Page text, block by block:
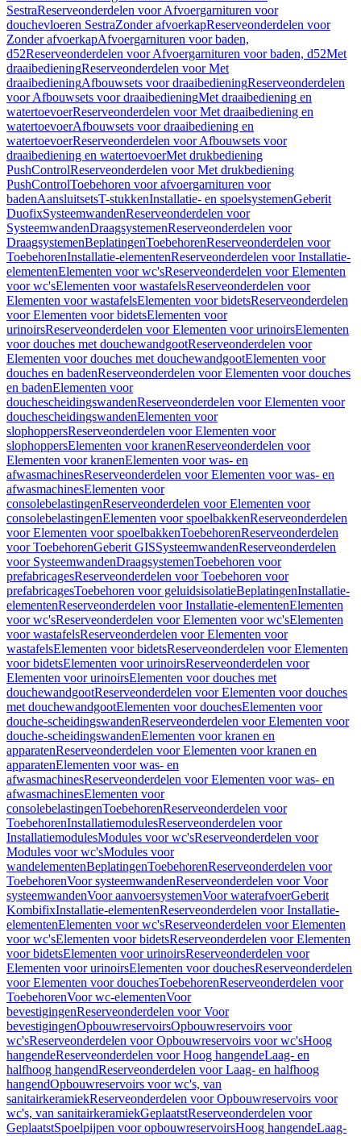
SestraReserveonderdelen voor Afvoergarnituren voor
douchevloeren SestraZonder afvoerkapReserveonderdelen voor
Zonder afvoerkapAfvoergarnituren voor baden,
d52Reserveonderdelen voor Afvoergarnituren voor baden, d52Met
draaibedieningReserveonderdelen voor Met
draaibedieningAfbouwsets voor draaibedieningReserveonderdelen
voor Afbouwsets voor draaibedieningMet draaibediening en
watertoevoerReserveonderdelen voor Met draaibediening en
watertoevoerAfbouwsets voor draaibediening en
watertoevoerReserveonderdelen voor Afbouwsets voor
draaibediening en watertoevoerMet drukbediening
PushControlReserveonderdelen voor Met drukbediening
PushControlToebehoren voor afvoergarnituren voor
badenAansluitsetsT-stukkenInstallatie- en spoelsystemenGeberit
DuofixSysteemwandenReserveonderdelen voor
SysteemwandenDraagsystemenReserveonderdelen voor
DraagsystemenBeplatingenToebehorenReserveonderdelen voor
ToebehorenInstallatie-elementenReserveonderdelen voor Installatie-
elementenElementen voor wc'sReserveonderdelen voor Elementen
voor wc'sElementen voor wastafelsReserveonderdelen voor
Elementen voor wastafelsElementen voor bidetsReserveonderdelen
voor Elementen voor bidetsElementen voor
urinoirsReserveonderdelen voor Elementen voor urinoirsElementen
voor douches met douchewandgootReserveonderdelen voor
Elementen voor douches met douchewandgootElementen voor
douches en badenReserveonderdelen voor Elementen voor douches
en badenElementen voor
douchescheidingswandenReserveonderdelen voor Elementen voor
douchescheidingswandenElementen voor
slophoppersReserveonderdelen voor Elementen voor
slophoppersElementen voor kranenReserveonderdelen voor
Elementen voor kranenElementen voor was- en
afwasmachinesReserveonderdelen voor Elementen voor was- en
afwasmachinesElementen voor
consolebelastingenReserveonderdelen voor Elementen voor
consolebelastingenElementen voor spoelbakkenReserveonderdelen
voor Elementen voor spoelbakkenToebehorenReserveonderdelen
voor ToebehorenGeberit GISSysteemwandenReserveonderdelen
voor SysteemwandenDraagsystemenToebehoren voor
prefabricagesReserveonderdelen voor Toebehoren voor
prefabricagesToebehoren voor geluidsisolatieBeplatingenInstallatie-
elementenReserveonderdelen voor Installatie-elementenElementen
voor wc'sReserveonderdelen voor Elementen voor wc'sElementen
voor wastafelsReserveonderdelen voor Elementen voor
wastafelsElementen voor bidetsReserveonderdelen voor Elementen
voor bidetsElementen voor urinoirsReserveonderdelen voor
Elementen voor urinoirsElementen voor douches met
douchewandgootReserveonderdelen voor Elementen voor douches
met douchewandgootElementen voor douchesElementen voor
douche-scheidingswandenReserveonderdelen voor Elementen voor
douche-scheidingswandenElementen voor kranen en
apparatenReserveonderdelen voor Elementen voor kranen en
apparatenElementen voor was- en
afwasmachinesReserveonderdelen voor Elementen voor was- en
afwasmachinesElementen voor
consolebelastingenToebehorenReserveonderdelen voor
ToebehorenInstallatiemodulesReserveonderdelen voor
InstallatiemodulesModules voor wc'sReserveonderdelen voor
Modules voor wc'sModules voor
wandelementenBeplatingenToebehorenReserveonderdelen voor
ToebehorenVoor systeemwandenReserveonderdelen voor Voor
systeemwandenVoor aanvoersystemenVoor waterafvoerGeberit
KombifixInstallatie-elementenReserveonderdelen voor Installatie-
elementenElementen voor wc'sReserveonderdelen voor Elementen
voor wc'sElementen voor bidetsReserveonderdelen voor Elementen
voor bidetsElementen voor urinoirsReserveonderdelen voor
Elementen voor urinoirsElementen voor douchesReserveonderdelen
voor Elementen voor douchesToebehorenReserveonderdelen voor
ToebehorenVoor wc-elementenVoor
bevestigingenReserveonderdelen voor Voor
bevestigingenOpbouwreservoirsOpbouwreservoirs voor
wc'sReserveonderdelen voor Opbouwreservoirs voor wc'sHoog
hangendeReserveonderdelen voor Hoog hangendeLaag- en
halfhoog hangendReserveonderdelen voor Laag- en halfhoog
hangendOpbouwreservoirs voor wc's, van
sanitairkeramiekReserveonderdelen voor Opbouwreservoirs voor
wc's, van sanitairkeramiekGeplaatstReserveonderdelen voor
GeplaatstSpoelpijpen voor opbouwreservoirsHoog hangendeLaag-